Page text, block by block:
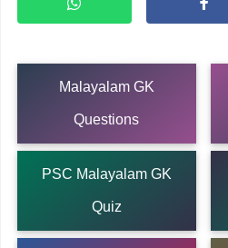
Malayalam GK
Questions
PSC Malayalam GK
Quiz